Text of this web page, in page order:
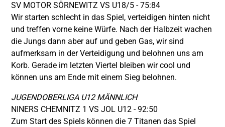
SV MOTOR SÖRNEWITZ VS U18/5 - 75:84
Wir starten schlecht in das Spiel, verteidigen hinten nicht
und treffen vorne keine Würfe. Nach der Halbzeit wachen
die Jungs dann aber auf und geben Gas, wir sind
aufmerksam in der Verteidigung und belohnen uns am
Korb. Gerade im letzten Viertel bleiben wir cool und
können uns am Ende mit einem Sieg belohnen.
JUGENDOBERLIGA U12 MÄNNLICH
NINERS CHEMNITZ 1 VS JOL U12 - 92:50
Zum Start des Spiels können die 7 Titanen das Spiel